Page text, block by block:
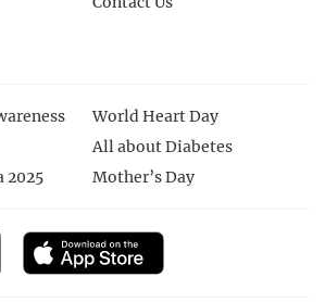
World Heart Day
All about Diabetes
2025
Mother’s Day